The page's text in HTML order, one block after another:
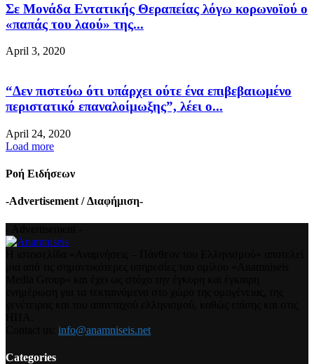
Σε Μονάδα Εντατικής Θεραπείας λόγω κορωνοϊού ο
«παπάς του λαού» της...
April 3, 2020
“Δεν πιστεύω ότι υπάρχει ούτε ένα επιβεβαιωμένο
περιστατικό επαναλοίμωξης”, λέει ο...
April 24, 2020
Load more
Ροή Ειδήσεων
-Advertisement / Διαφήμιση-
info@anamniseis.net
Categories